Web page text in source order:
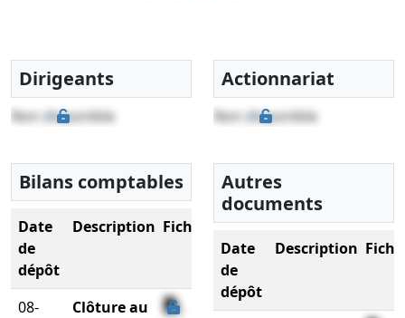
Dirigeants
Non disponible
Actionnariat
Non disponible
Bilans comptables
Date
de
dépôt
Description Fichier
08-
Clôture au
Autres
documents
Date
de
dépôt
Description